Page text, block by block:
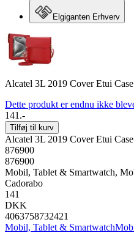
Elgiganten Erhverv
Alcatel 3L 2019 Cover Etui
Dette produkt er endnu ikke
141.-
Tilføj til kurv
Alcatel 3L 2019 Cover Etui
876900
876900
Mobil, Tablet & Smartwatch,
Cadorabo
141
DKK
4063758732421
Mobil, Tablet & Smartwatch